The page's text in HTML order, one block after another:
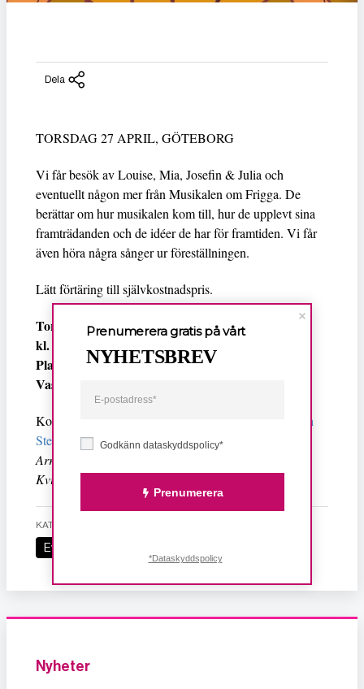
Dela
TORSDAG 27 APRIL, GÖTEBORG
Vi får besök av Louise, Mia, Josefin & Julia och
eventuellt någon mer från Musikalen om Frigga. De
berättar om hur musikalen kom till, hur de upplevt sina
framträdanden och de idéer de har för framtiden. Vi får
även höra några sånger ur föreställningen.
Lätt förtäring till självkostnadspris.
Torsdagen den 27 april,
kl. 18-20
Plats: Caroline Wijks sjuksköterskehem,
Vasa kyrkogata 5, Göteborg
Kontaktperson och
anmälan senast 24 april till Lisbeth
Stenberg,
Arr. Kvinnliga Akademikers förening &
Kvinnofolkhögskolan
KATEGORI
Evenemang
Nyheter
Godkänn dataskyddspolicy*
Prenumerera
Prenumerera gratis på vårt
NYHETSBREV
*Dataskyddspolicy